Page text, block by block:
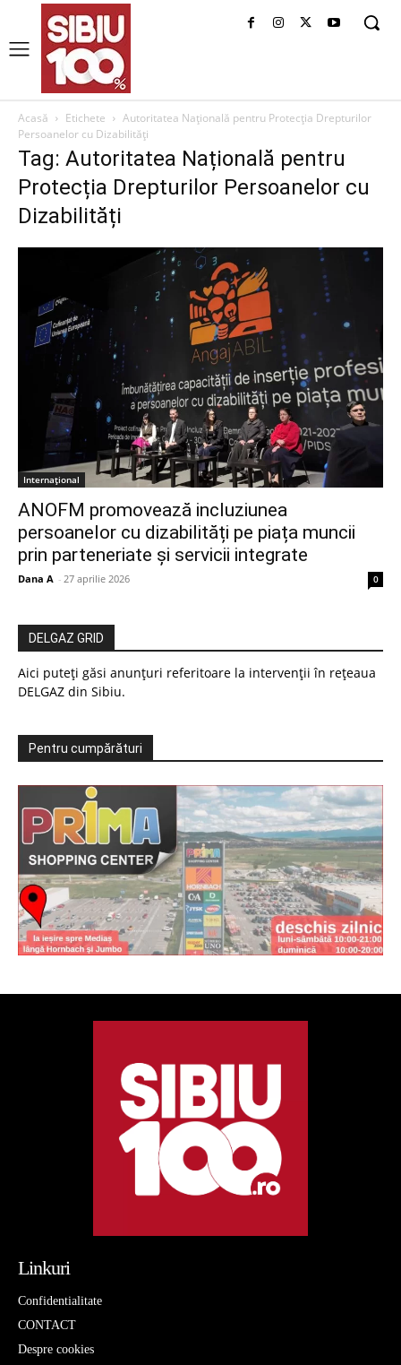
Acasă Etichete
Autoritatea Națională pentru Protecția Drepturilor
Persoanelor cu Dizabilități
Tag: Autoritatea Națională pentru
Protecția Drepturilor Persoanelor cu
Dizabilități
Internațional
ANOFM promovează incluziunea
persoanelor cu dizabilități pe piața muncii
prin parteneriate și servicii integrate
Dana A - 27 aprilie 2026 0
DELGAZ GRID
Aici puteți găsi anunțuri referitoare la intervenții în rețeaua
DELGAZ din Sibiu.
Pentru cumpărături
Linkuri
Confidentialitate
CONTACT
Despre cookies